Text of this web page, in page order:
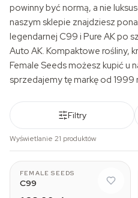
powinny być normą, a nie
naszym sklepie znajdziesz
legendarnej C99 i Pure AK po
Auto AK. Kompaktowe rośliny,
Female Seeds możesz kupić u
sprzedajemy tę markę od 1999
Filtry
Wyświetlanie 21 produktów
FEMALE SEEDS
C99